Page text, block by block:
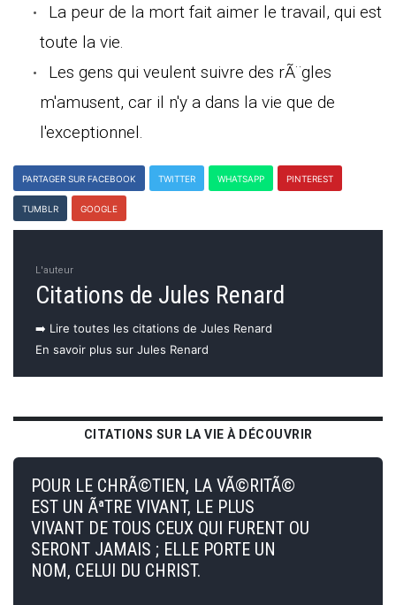
La peur de la mort fait aimer le travail, qui est
toute la vie.
Les gens qui veulent suivre des rÃ¨gles
m'amusent, car il n'y a dans la vie que de
l'exceptionnel.
PARTAGER SUR FACEBOOK TWITTER WHATSAPP PINTEREST
TUMBLR GOOGLE
L'auteur
Citations de Jules Renard
➡️ Lire toutes les citations de Jules Renard
En savoir plus sur Jules Renard
CITATIONS SUR LA VIE À DÉCOUVRIR
POUR LE CHRÃ©TIEN, LA VÃ©RITÃ©
EST UN ÃªTRE VIVANT, LE PLUS
VIVANT DE TOUS CEUX QUI FURENT OU
SERONT JAMAIS ; ELLE PORTE UN
NOM, CELUI DU CHRIST.